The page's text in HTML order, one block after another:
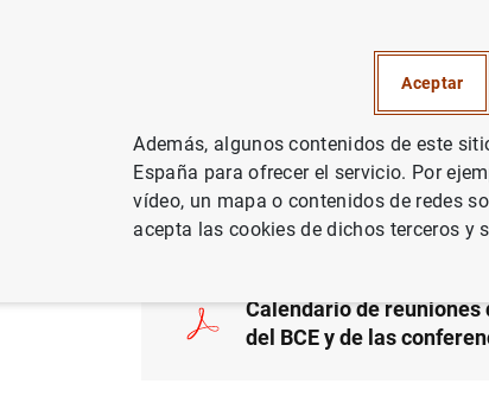
y del Consejo
conferencias de
02/06/2006
Calendario de reuniones
del BCE y de las
Aceptar
Además, algunos contenidos de este
España para ofrecer el servicio. Por
vídeo, un mapa o contenidos de redes
acepta las cookies de dichos terceros y